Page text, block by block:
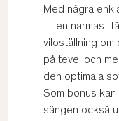
Med några
till en närmast
viloställning om
på teve, och
den optimala
Som bonus
sängen också